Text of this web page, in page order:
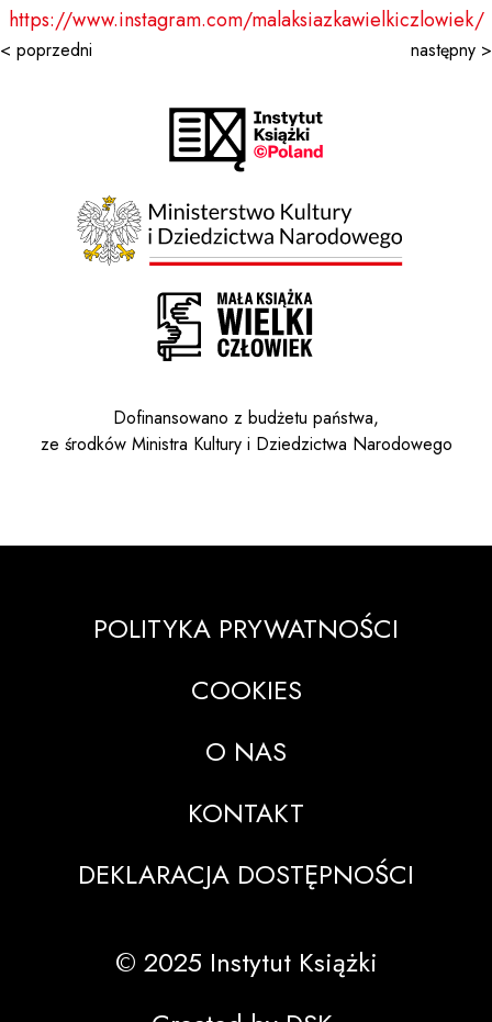
https://www.instagram.com/malaksiazkawielkiczlowiek/
< poprzedni następny >
Dofinansowano z budżetu państwa,
ze środków Ministra Kultury i Dziedzictwa Narodowego
POLITYKA PRYWATNOŚCI
COOKIES
O NAS
KONTAKT
DEKLARACJA DOSTĘPNOŚCI
© 2025 Instytut Książki